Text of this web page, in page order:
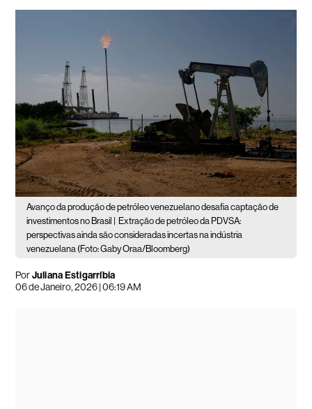
Avanço da produção de petróleo venezuelano desafia captação de
investimentos no Brasil |
Extração de petróleo da PDVSA:
perspectivas ainda são consideradas incertas na indústria
venezuelana (Foto: Gaby Oraa/Bloomberg)
PorJuliana Estigarríbia
06 de Janeiro, 2026 | 06:19 AM